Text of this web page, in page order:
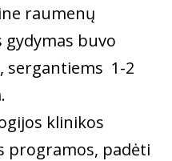
raumenų
buvo
sergantiems 1-2
klinikos
programos, padėti